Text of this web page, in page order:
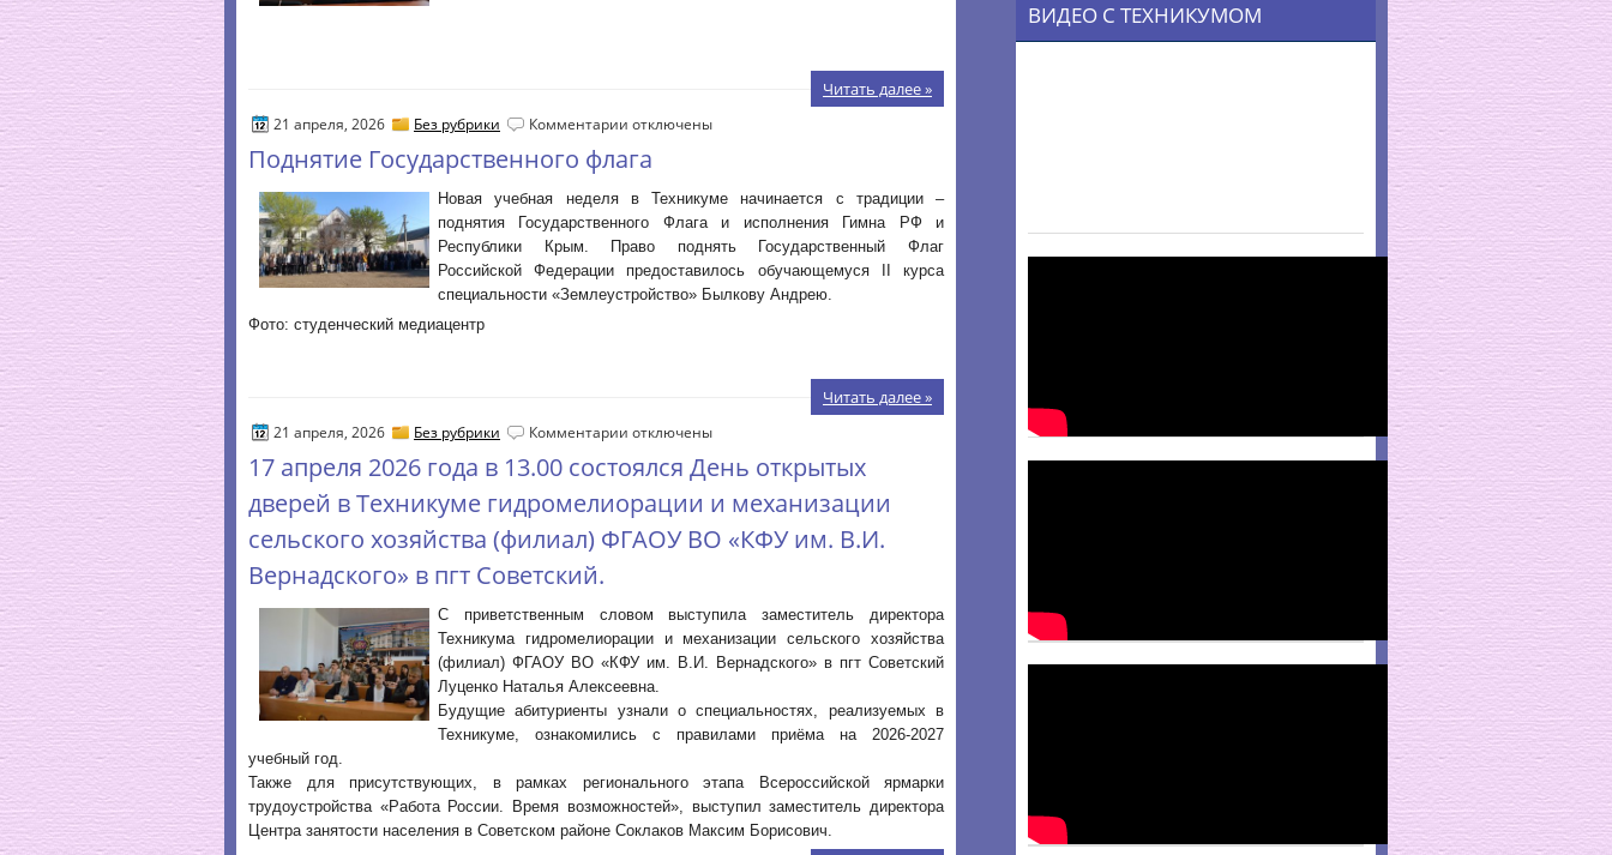
Читать далее »
21 апреля, 2026 Без рубрики Комментарии к
Поднятие
Государственного
флага
отключены
Поднятие Государственного флага
Новая учебная неделя в Техникуме начинается с традиции –
поднятия Государственного Флага и исполнения Гимна РФ и
Республики Крым. Право поднять Государственный Флаг
Российской Федерации предоставилось обучающемуся II курса
специальности «Землеустройство» Былкову Андрею.
Фото: студенческий медиацентр
Читать далее »
21 апреля, 2026 Без рубрики Комментарии к
17
апреля
2026
года
День
открытых
дверей
в
Техникуме
гидромелиорации
механизации
сельского
хозяйства
(филиал)
отключены
17 апреля 2026 года в 13.00 состоялся День открытых
дверей в Техникуме гидромелиорации и механизации
сельского хозяйства (филиал) ФГАОУ ВО «КФУ им. В.И.
Вернадского» в пгт Советский.
С приветственным словом выступила заместитель директора
Техникума гидромелиорации и механизации сельского хозяйства
(филиал) ФГАОУ ВО «КФУ им. В.И. Вернадского» в пгт Советский
Луценко Наталья Алексеевна.
Будущие абитуриенты узнали о специальностях, реализуемых в
Техникуме, ознакомились с правилами приёма на 2026-2027
учебный год.
Также для присутствующих, в рамках регионального этапа Всероссийской ярмарки
трудоустройства «Работа России. Время возможностей», выступил заместитель директора
Центра занятости населения в Советском районе Соклаков Максим Борисович.
ВИДЕО С ТЕХНИКУМОМ